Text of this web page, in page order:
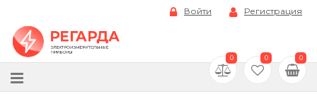
Войти Регистрация
0 0 0